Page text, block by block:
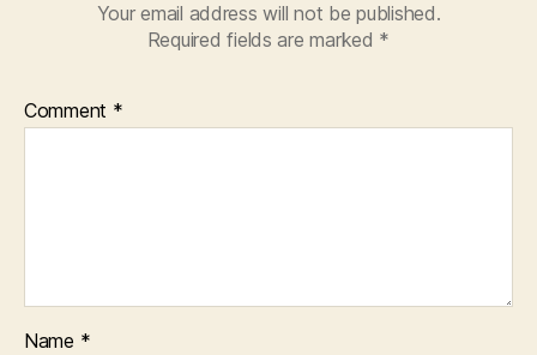
Your email address will not be published.
Required fields are marked *
Comment *
Name *